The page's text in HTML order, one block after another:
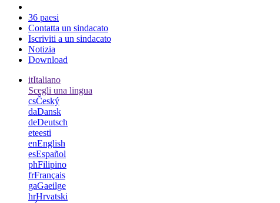
36 paesi
Contatta un sindacato
Iscriviti a un sindacato
Notizia
Download
itItaliano
Scegli una lingua
csČeský
daDansk
deDeutsch
eteesti
enEnglish
esEspañol
phFilipino
frFrançais
gaGaeilge
hrHrvatski